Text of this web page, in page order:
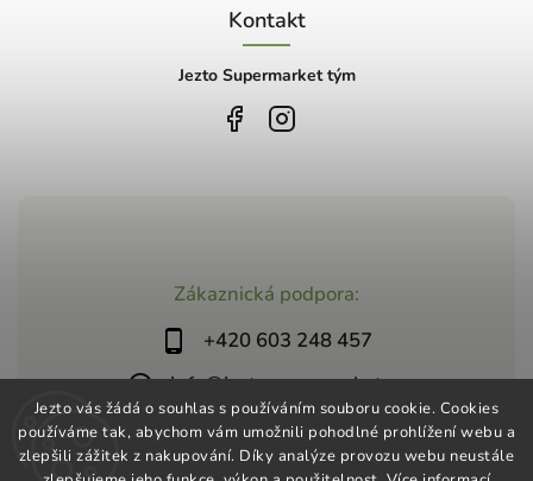
Jezto vás žádá o souhlas s používáním souboru cookie. Cookies
používáme tak, abychom vám umožnili pohodlné prohlížení webu a
zlepšili zážitek z nakupování. Díky analýze provozu webu neustále
Zákaznická podpora:
+420 603 248 457
info@jeztosupermarket.cz
Kontakt
Jezto Supermarket tým